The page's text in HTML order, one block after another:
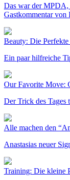
Das war der MPDA,
Gastkommentar von
Beauty: Die
Ein paar hilfreiche
Our Favorite Move:
Der Trick des Tages
Alle machen den
Anastasias neuer
Training: Die kleine